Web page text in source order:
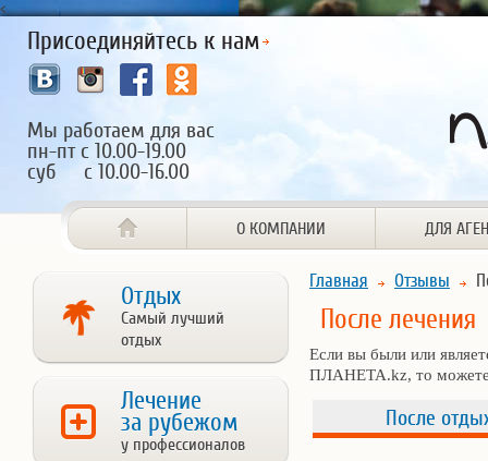
<
Присоединяйтесь к нам
Мы работаем для вас
пн-пт с 10.00-19.00
суб с 10.00-16.00
О КОМПАНИИ ДЛЯ
Отдых
Самый лучший
отдых
Лечение
за рубежом
у профессионалов
Главная Отзывы
После лечения
Если вы были или
ПЛАНЕТА.kz, то можете
После